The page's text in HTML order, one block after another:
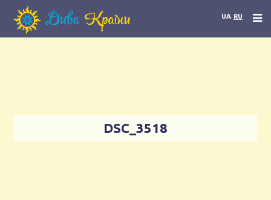
UA RU
DSC_3518